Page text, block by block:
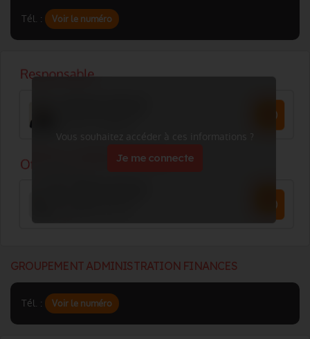
Tél. : Voir le numéro
Vous souhaitez accéder à ces informations ?
Je me connecte
GROUPEMENT ADMINISTRATION FINANCES
Tél. : Voir le numéro